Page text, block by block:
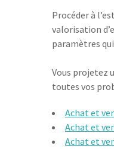
Procéder à
valorisation
paramètres
Vous projetez
toutes vos
Achat et
Achat et
Achat et